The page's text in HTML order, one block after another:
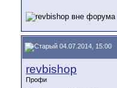
04.07.2014, 15:00
revbishop
Профи